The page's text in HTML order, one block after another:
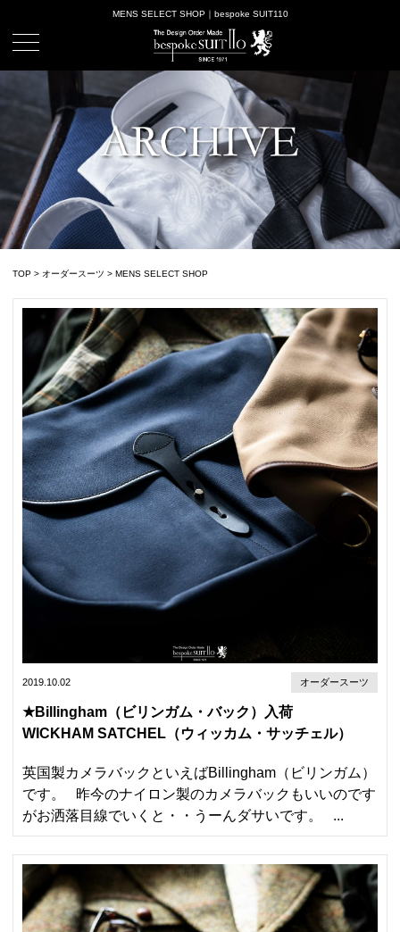
MENS SELECT SHOP｜bespoke SUIT110
TOP> オーダースーツ > MENS SELECT SHOP
2019.10.02 オーダースーツ
★Billingham（ビリンガム・バック）入荷
WICKHAM SATCHEL（ウィッカム・サッチェル）
英国製カメラバックといえばBillingham（ビリンガム）
です。 昨今のナイロン製のカメラバックもいいのです
がお洒落目線でいくと・・うーんダサいです。 ...